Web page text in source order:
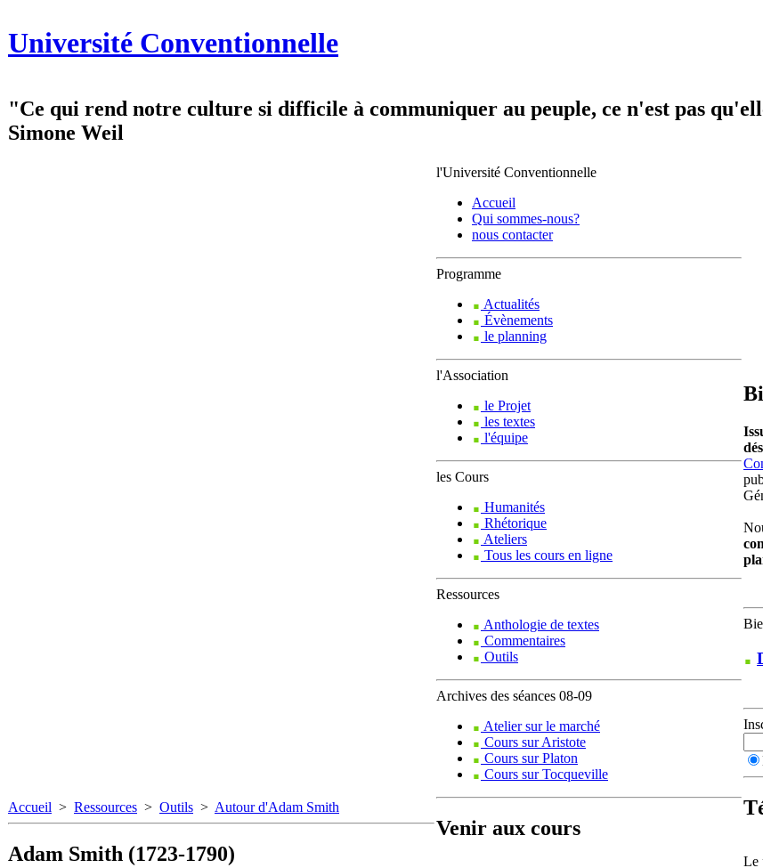
Université Conventionnelle
"Ce qui rend notre culture si difficile à communiquer au peuple, ce n'est pas
Simone Weil
Accueil > Ressources > Outils > Autour d'Adam Smith
Adam Smith (1723-1790)
l'Université Conventionnelle
Accueil
Qui sommes-nous?
nous contacter
Programme
Actualités
Évènements
le planning
l'Association
le Projet
les textes
l'équipe
les Cours
Humanités
Rhétorique
Ateliers
Tous les cours en ligne
Ressources
Anthologie de textes
Commentaires
Outils
Archives des séances 08-09
Atelier sur le marché
Cours sur Aristote
Cours sur Platon
Cours sur Tocqueville
Venir aux cours
Le